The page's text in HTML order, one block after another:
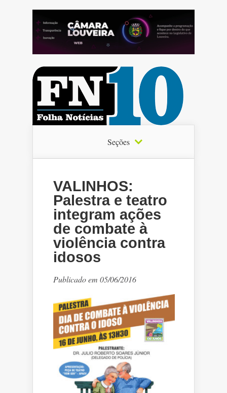
Seções
VALINHOS:
Palestra e teatro
integram ações
de combate à
violência contra
idosos
Publicado em 05/06/2016